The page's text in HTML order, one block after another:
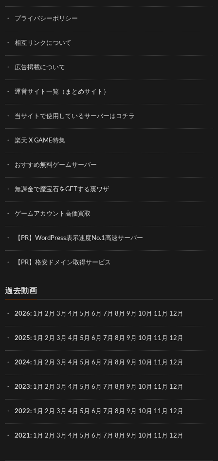
プライバシーポリシー
相互リンクについて
広告掲載について
運営サイト一覧（まとめサイト）
当サイトで使用しているサーバーはコチラ
楽天 X GAME特集
おすすめ無料ゲームサーバー
無課金で魔宝石をGETする裏ワザ
ゲームアカウント高価買取
【PR】WordPress表示速度No.1高速サーバー
【PR】格安ドメイン取得サービス
過去動画
2026: 1月 2月 3月 4月 5月 6月 7月 8月 9月 10月 11月 12月
2025: 1月 2月 3月 4月 5月 6月 7月 8月 9月 10月 11月 12月
2024: 1月 2月 3月 4月 5月 6月 7月 8月 9月 10月 11月 12月
2023: 1月 2月 3月 4月 5月 6月 7月 8月 9月 10月 11月 12月
2022: 1月 2月 3月 4月 5月 6月 7月 8月 9月 10月 11月 12月
2021: 1月 2月 3月 4月 5月 6月 7月 8月 9月 10月 11月 12月